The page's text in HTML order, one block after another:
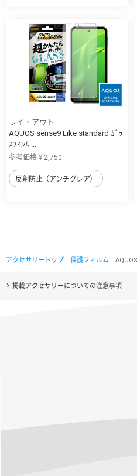
レイ・アウト
AQUOS sense9 Like standard ｶﾞﾗ
ｽﾌｨﾙﾑ ...
参考価格￥2,750
反射防止（アンチグレア）
アクセサリートップ 保護フィルム ｜
掲載アクセサリーについての注意事項